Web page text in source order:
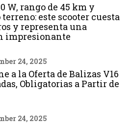
W, rango de 45 km y
terreno: este scooter cuesta
y representa una
impresionante
24, 2025
a la Oferta de Balizas V16
Obligatorias a Partir de
24, 2025